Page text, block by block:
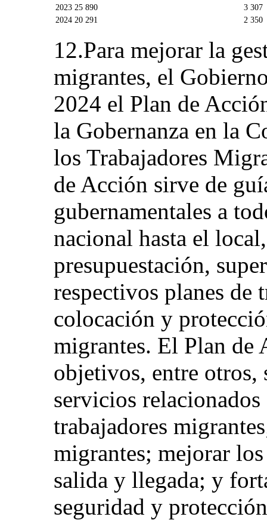
2023 25 890
3 307
2024 20 291 2 350
12.Para mejorar la
migrantes, el
2024 el Plan de
la Gobernanza en la
los Trabajadores
de Acción sirve de
gubernamentales a
nacional hasta el
presupuestación,
respectivos planes de
colocación y
migrantes. El Plan de
objetivos, entre
servicios
trabajadores
migrantes; mejorar
salida y llegada; y
seguridad y